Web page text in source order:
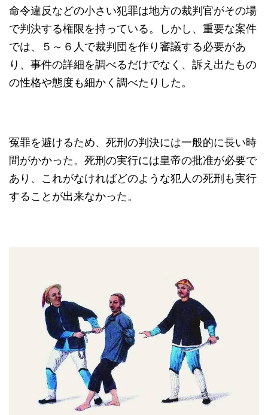
命令違反などの小さい犯罪は地方の裁判官がその場
で判決する権限を持っている。しかし、重要な案件
では、５～６人で裁判団を作り審議する必要があ
り、事件の詳細を調べるだけでなく、訴え出たもの
の性格や態度も細かく調べたりした。
冤罪を避けるため、死刑の判決には一般的に長い時
間がかかった。死刑の実行には皇帝の批准が必要で
あり、これがなければどのような犯人の死刑も実行
することが出来なかった。